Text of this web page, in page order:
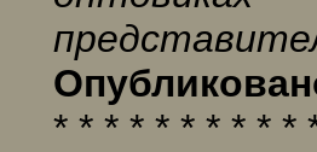
* * * * * * * * * *